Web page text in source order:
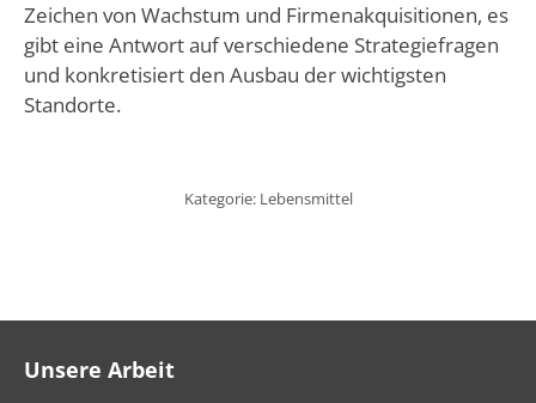
Zeichen von Wachstum und Firmenakquisitionen, es
gibt eine Antwort auf verschiedene Strategiefragen
und konkretisiert den Ausbau der wichtigsten
Standorte.
Kategorie: Lebensmittel
Unsere Arbeit